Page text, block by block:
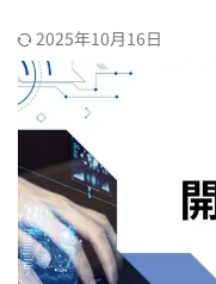
2025年10月16日